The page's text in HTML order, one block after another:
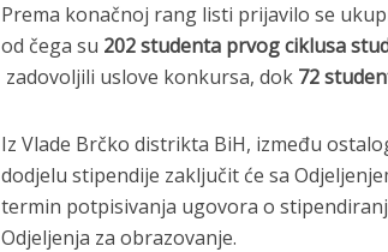
Prema konačnoj rang listi prijavilo se
od čega su 202 studenta prvog ciklusa
zadovoljili uslove konkursa, dok 72
Iz Vlade Brčko distrikta BiH, između
dodjelu stipendije zaključit će sa
termin potpisivanja ugovora o
Odjeljenja za obrazovanje.